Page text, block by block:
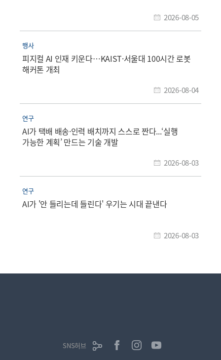
2026-08-05
행사
피지컬 AI 인재 키운다…KAIST·서울대 100시간 로봇
해커톤 개최
2026-08-04
연구
AI가 택배 배송·인력 배치까지 스스로 짠다...‘실행
가능한 계획’ 만드는 기술 개발
2026-08-03
연구
AI가 '안 들리는데 들린다' 우기는 시대 끝낸다
2026-08-03
SNS허브